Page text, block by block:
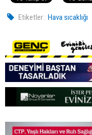
Etiketler : Hava sıcaklığı